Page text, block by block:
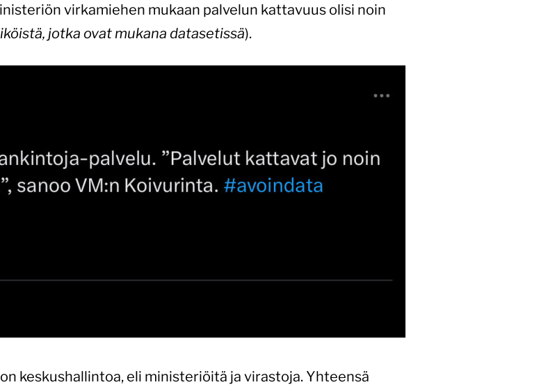
virkamiehen mukaan palvelun kattavuus olisi noin
jotka ovat mukana datasetissä).
keskushallintoa, eli ministeriöitä ja virastoja. Yhteensä